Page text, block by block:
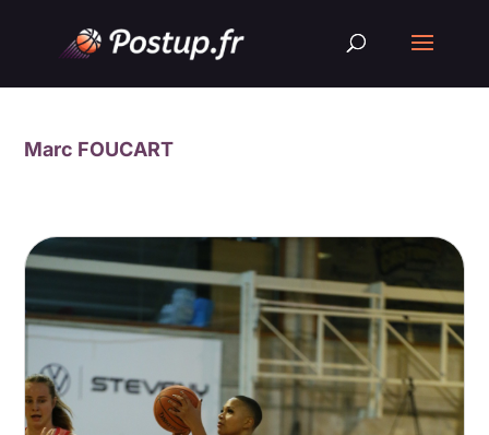
Marc FOUCART